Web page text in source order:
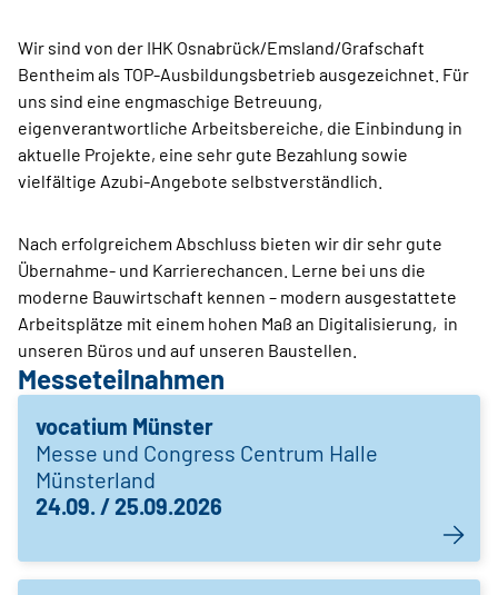
Wir sind von der IHK Osnabrück/Emsland/Grafschaft
Bentheim als TOP-Ausbildungsbetrieb ausgezeichnet. Für
uns sind eine engmaschige Betreuung,
eigenverantwortliche Arbeitsbereiche, die Einbindung in
aktuelle Projekte, eine sehr gute Bezahlung sowie
vielfältige Azubi-Angebote selbstverständlich.
Nach erfolgreichem Abschluss bieten wir dir sehr gute
Übernahme- und Karrierechancen. Lerne bei uns die
moderne Bauwirtschaft kennen – modern ausgestattete
Arbeitsplätze mit einem hohen Maß an Digitalisierung, in
unseren Büros und auf unseren Baustellen.
Messeteilnahmen
vocatium Münster
Messe und Congress Centrum Halle
Münsterland
24.09. / 25.09.2026